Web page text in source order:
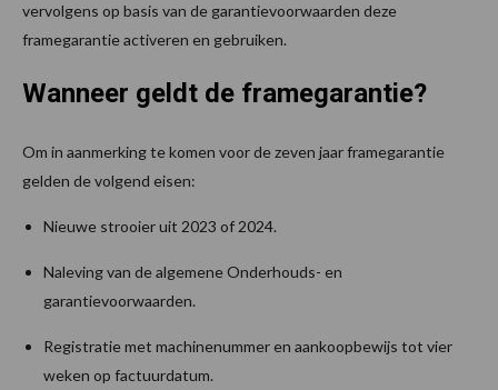
vervolgens op basis van de garantievoorwaarden deze
framegarantie activeren en gebruiken.
Wanneer geldt de framegarantie?
Om in aanmerking te komen voor de zeven jaar framegarantie
gelden de volgend eisen:
Nieuwe strooier uit 2023 of 2024.
Naleving van de algemene Onderhouds- en
garantievoorwaarden.
Registratie met machinenummer en aankoopbewijs tot vier
weken op factuurdatum.